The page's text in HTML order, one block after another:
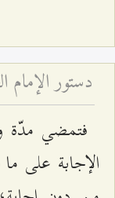
فتمضي مدّة
الإجابة على